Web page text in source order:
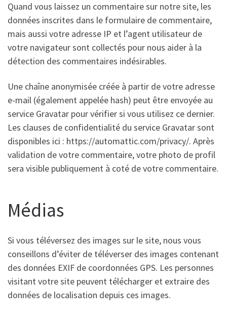
Quand vous laissez un commentaire sur notre site, les
données inscrites dans le formulaire de commentaire,
mais aussi votre adresse IP et l’agent utilisateur de
votre navigateur sont collectés pour nous aider à la
détection des commentaires indésirables.
Une chaîne anonymisée créée à partir de votre adresse
e-mail (également appelée hash) peut être envoyée au
service Gravatar pour vérifier si vous utilisez ce dernier.
Les clauses de confidentialité du service Gravatar sont
disponibles ici : https://automattic.com/privacy/. Après
validation de votre commentaire, votre photo de profil
sera visible publiquement à coté de votre commentaire.
Médias
Si vous téléversez des images sur le site, nous vous
conseillons d’éviter de téléverser des images contenant
des données EXIF de coordonnées GPS. Les personnes
visitant votre site peuvent télécharger et extraire des
données de localisation depuis ces images.